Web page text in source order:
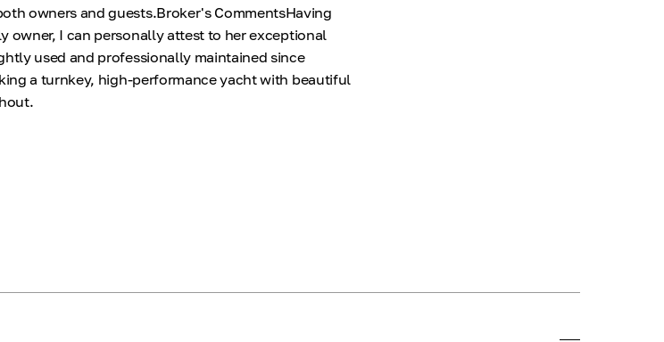
owners and guests.Broker's CommentsHaving
owner, I can personally attest to her exceptional
used and professionally maintained since
a turnkey, high-performance yacht with beautiful